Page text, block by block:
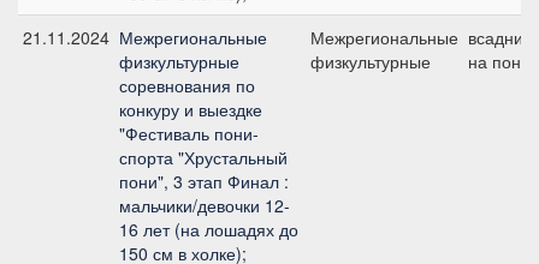
21.11.2024 Межрегиональные
физкультурные
соревнования по
конкуру и выездке
"Фестиваль пони-
спорта "Хрустальный
пони", 3 этап Финал :
мальчики/девочки 12-
16 лет (на лошадях до
150 см в холке);
Межрегиональные
физкультурные
всадники
на пони